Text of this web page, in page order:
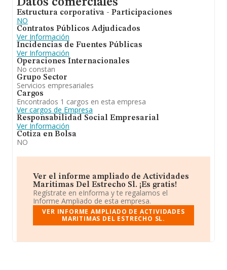
Datos comerciales
Estructura corporativa - Participaciones
NO
Contratos Públicos Adjudicados
Ver Información
Incidencias de Fuentes Públicas
Ver Información
Operaciones Internacionales
No constan
Grupo Sector
Servicios empresariales
Cargos
Encontrados 1 cargos en esta empresa
Ver cargos de Empresa
Responsabilidad Social Empresarial
Ver Información
Cotiza en Bolsa
NO
Ver el informe ampliado de Actividades
Maritimas Del Estrecho Sl. ¡Es gratis!
Regístrate en eInforma y te regalamos el
Informe Ampliado de esta empresa.
VER INFORME AMPLIADO DE ACTIVIDADES
MARITIMAS DEL ESTRECHO SL.